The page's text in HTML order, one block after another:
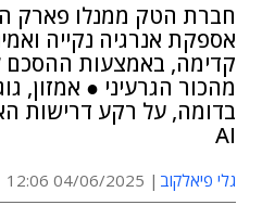
חברת הטק ממנלו פארק
אספקת אנרגיה נקייה
קדימה, באמצעות
מהכור הגרעיני ● אמזון,
בדומה, על רקע דרישות
AI
גלי פיאלקוב 04/06/2025 12:06